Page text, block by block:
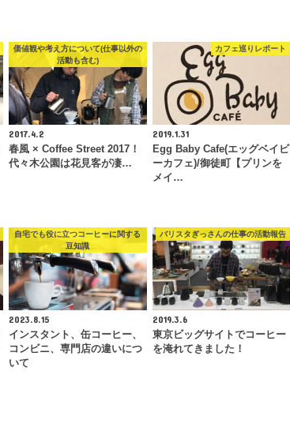
価値観や考え方について(仕事以外の
活動も含む)
2017.4.2
春風 × Coffee Street 2017！
代々木公園は花見客が凄…
カフェ巡りレポート
2019.1.31
Egg Baby Cafe(エッグベイビ
ーカフェ)/御徒町【プリンを
メイ…
自宅でも役に立つコーヒーに関する
豆知識
2023.8.15
インスタント、缶コーヒー、
コンビニ、専門店の違いにつ
いて
バリスタぎっさんの仕事の活動報告
2019.3.6
東京ビッグサイトでコーヒー
を淹れてきました！